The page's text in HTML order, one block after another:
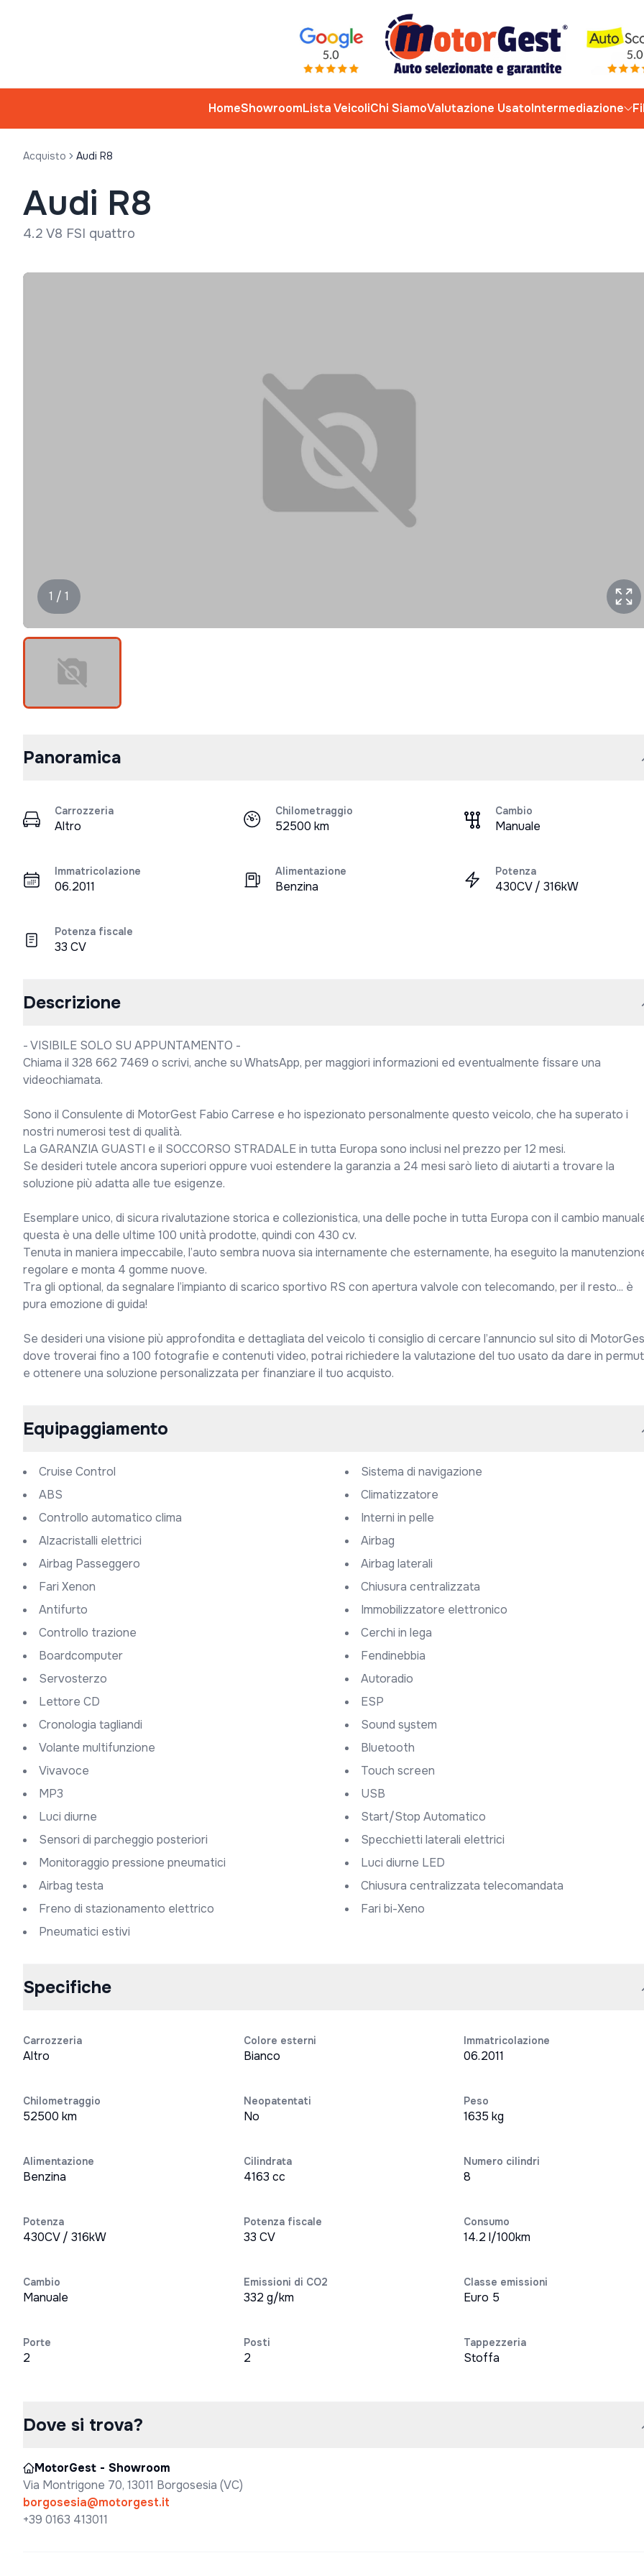
HomeShowroomLista VeicoliChi SiamoValutazione UsatoIntermediazione
Acquisto Audi R8
Audi R8
4.2 V8 FSI quattro
1 / 1
Panoramica
Carrozzeria
Altro
Chilometraggio
52500 km
Cambio
Manuale
Immatricolazione
06.2011
Alimentazione
Benzina
Potenza
430CV / 316kW
Potenza fiscale
33 CV
Descrizione
- VISIBILE SOLO SU APPUNTAMENTO -
Chiama il 328 662 7469 o scrivi, anche su WhatsApp, per maggiori informazioni ed eventualmente fissare una
videochiamata.
Sono il Consulente di MotorGest Fabio Carrese e ho ispezionato personalmente questo veicolo, che ha superato i
nostri numerosi test di qualità.
La GARANZIA GUASTI e il SOCCORSO STRADALE in tutta Europa sono inclusi nel prezzo per 12 mesi.
Se desideri tutele ancora superiori oppure vuoi estendere la garanzia a 24 mesi sarò lieto di aiutarti a trovare la
soluzione più adatta alle tue esigenze.
Esemplare unico, di sicura rivalutazione storica e collezionistica, una delle poche in tutta Europa con il cambio
questa è una delle ultime 100 unità prodotte, quindi con 430 cv.
Tenuta in maniera impeccabile, l’auto sembra nuova sia internamente che esternamente, ha eseguito la
regolare e monta 4 gomme nuove.
Tra gli optional, da segnalare l’impianto di scarico sportivo RS con apertura valvole con telecomando, per il resto... è
pura emozione di guida!
Se desideri una visione più approfondita e dettagliata del veicolo ti consiglio di cercare l’annuncio sul sito di
dove troverai fino a 100 fotografie e contenuti video, potrai richiedere la valutazione del tuo usato da dare in
e ottenere una soluzione personalizzata per finanziare il tuo acquisto.
Equipaggiamento
Cruise Control
Sistema di navigazione
ABS
Climatizzatore
Controllo automatico clima
Interni in pelle
Alzacristalli elettrici
Airbag
Airbag Passeggero
Airbag laterali
Fari Xenon
Chiusura centralizzata
Antifurto
Immobilizzatore elettronico
Controllo trazione
Cerchi in lega
Boardcomputer
Fendinebbia
Servosterzo
Autoradio
Lettore CD
ESP
Cronologia tagliandi
Sound system
Volante multifunzione
Bluetooth
Vivavoce
Touch screen
MP3
USB
Luci diurne
Start/Stop Automatico
Sensori di parcheggio posteriori
Specchietti laterali elettrici
Monitoraggio pressione pneumatici
Luci diurne LED
Airbag testa
Chiusura centralizzata telecomandata
Freno di stazionamento elettrico
Fari bi-Xeno
Pneumatici estivi
Specifiche
Carrozzeria
Altro
Colore esterni
Bianco
Immatricolazione
06.2011
Chilometraggio
52500 km
Neopatentati
No
Peso
1635 kg
Alimentazione
Benzina
Cilindrata
4163 cc
Numero cilindri
8
Potenza
430CV / 316kW
Potenza fiscale
33 CV
Consumo
14.2 l/100km
Cambio
Manuale
Emissioni di CO2
332 g/km
Classe emissioni
Euro 5
Porte
2
Posti
2
Tappezzeria
Stoffa
Dove si trova?
MotorGest - Showroom
Via Montrigone 70, 13011 Borgosesia (VC)
borgosesia@motorgest.it
+39 0163 413011